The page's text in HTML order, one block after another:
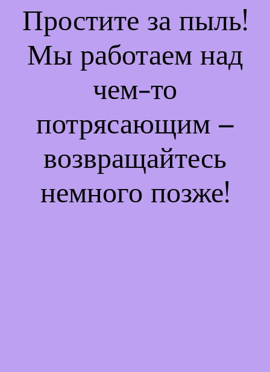
Простите за пыль!
Мы работаем над
чем-то
потрясающим –
возвращайтесь
немного позже!